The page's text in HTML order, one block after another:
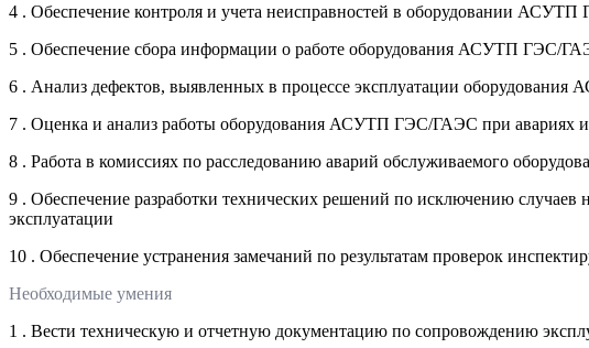
4 . Обеспечение контроля и учета неисправностей в оборудовании
5 . Обеспечение сбора информации о работе оборудования АСУТП ГЭС/
6 . Анализ дефектов, выявленных в процессе эксплуатации
7 . Оценка и анализ работы оборудования АСУТП ГЭС/ГАЭС при авариях
8 . Работа в комиссиях по расследованию аварий обслуживаемого
9 . Обеспечение разработки технических решений по исключению
эксплуатации
10 . Обеспечение устранения замечаний по результатам проверок
Необходимые умения
1 . Вести техническую и отчетную документацию по сопровождению